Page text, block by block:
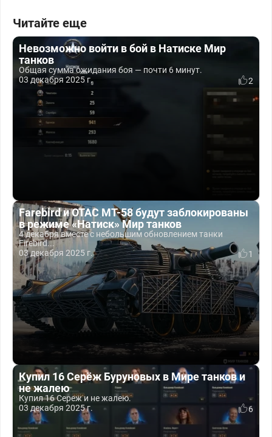
Читайте еще
Невозможно войти в бой в Натиске Мир
танков
Общая сумма ожидания боя — почти 6 минут.
03 декабря 2025 г.
2
Farebird и OTAC MT-58 будут заблокированы
в режиме «Натиск» Мир танков
4 декабря вместе с небольшим обновлением танки
Firebird...
03 декабря 2025 г.
1
Купил 16 Серёж Буруновых в Мире танков и
не жалею
Купил 16 Сереж и не жалею.
03 декабря 2025 г.
6